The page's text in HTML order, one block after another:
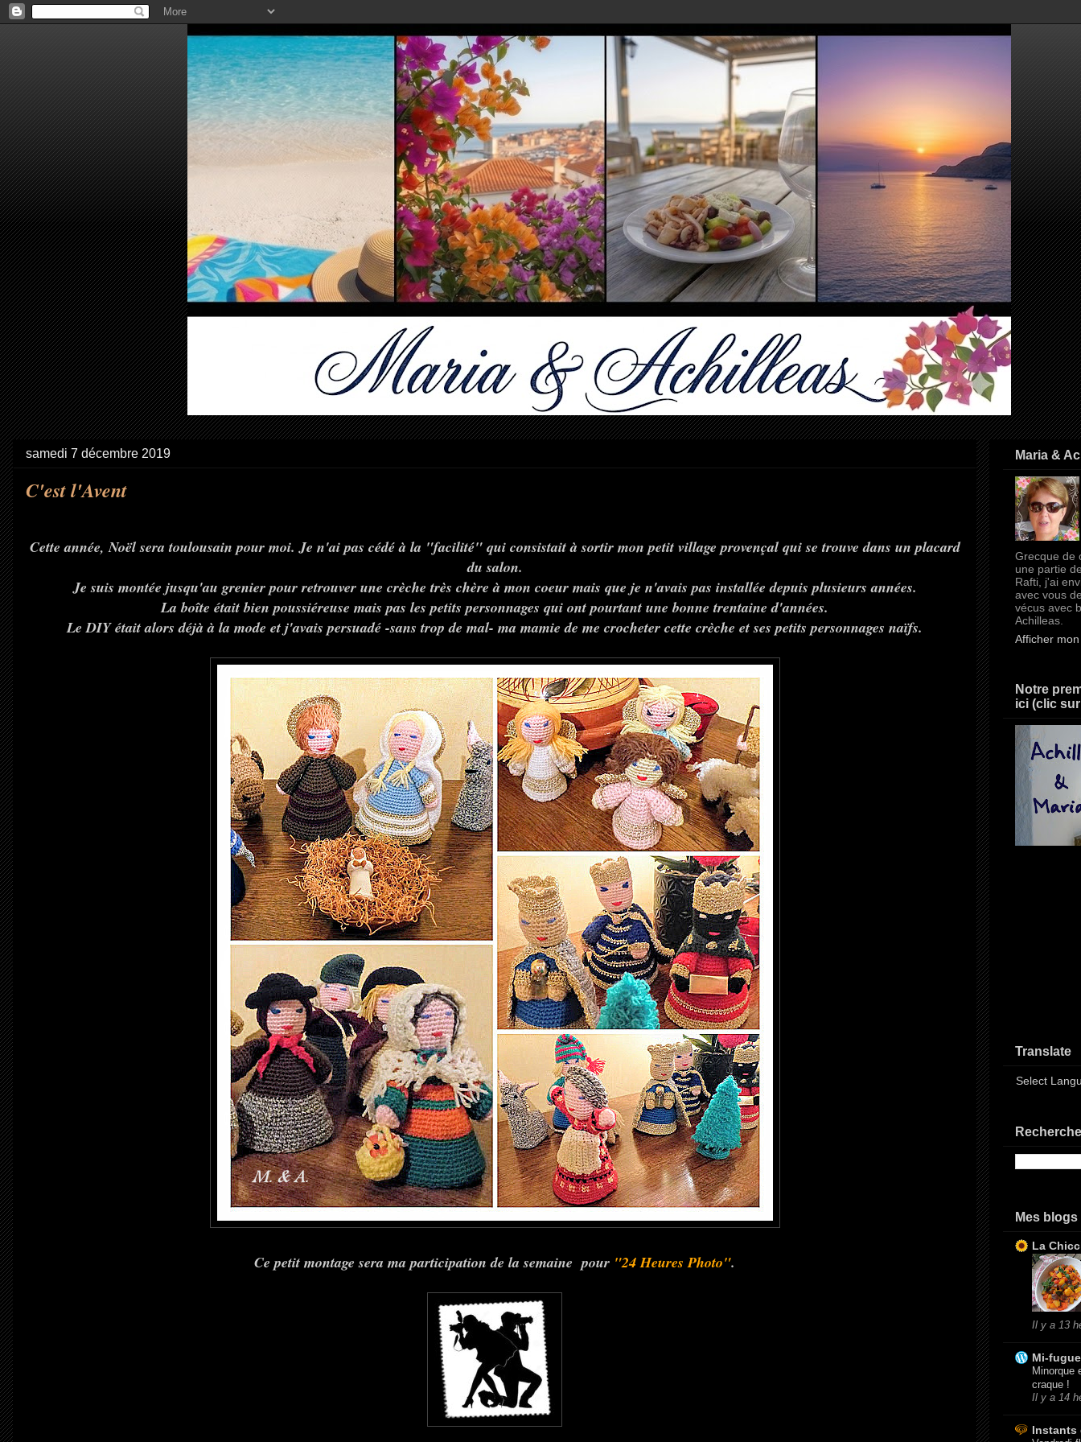
samedi 7 décembre 2019
C'est l'Avent
Cette année, Noël sera toulousain pour moi. Je n'ai pas cédé à la "facilité" qui consistait à sortir mon petit village provençal qui se trouve dans un placard
du salon.
Je suis montée jusqu'au grenier pour retrouver une crèche très chère à mon coeur mais que je n'avais pas installée depuis plusieurs années.
La boîte était bien poussiéreuse mais pas les petits personnages qui ont pourtant une bonne trentaine d'années.
Le DIY était alors déjà à la mode et j'avais persuadé -sans trop de mal- ma mamie de me crocheter cette crèche et ses petits personnages naïfs.
Ce petit montage sera ma participation de la semaine pour "24 Heures Photo".
Maria &
Grecque de
une partie
Rafti, j'ai
avec vous
vécus avec
Achilleas.
Afficher
Notre
ici (clic
Translate
Select
Mes blogs
La
Il y a 13
Mi-
Minorque
craque !
Il y a 14
Instants